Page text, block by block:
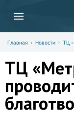
Главная Новости ТЦ
ТЦ